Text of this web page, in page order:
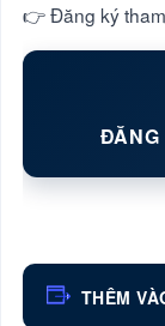
👉 Đăng ký
ĐĂNG
THÊM